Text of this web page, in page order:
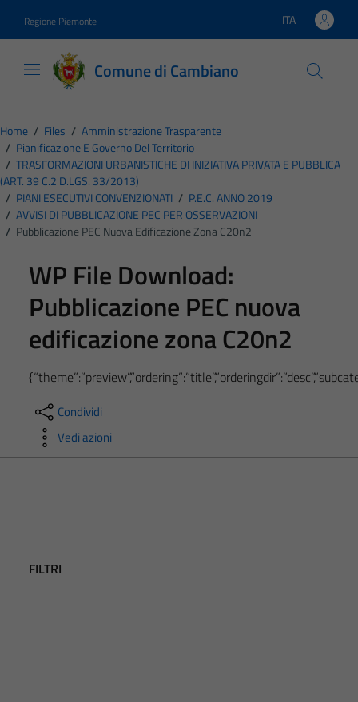
Regione Piemonte Lingua attiva:
ITA
Comune di Cambiano
Home / Files / Amministrazione Trasparente
/ Pianificazione E Governo Del Territorio
/ TRASFORMAZIONI URBANISTICHE DI INIZIATIVA PRIVATA E PUBBLICA
(ART. 39 C.2 D.LGS. 33/2013)
/ PIANI ESECUTIVI CONVENZIONATI / P.E.C. ANNO 2019
/ AVVISI DI PUBBLICAZIONE PEC PER OSSERVAZIONI
/ Pubblicazione PEC Nuova Edificazione Zona C20n2
WP File Download:
Pubblicazione PEC nuova
edificazione zona C20n2
Condividi
Vedi azioni
FILTRI